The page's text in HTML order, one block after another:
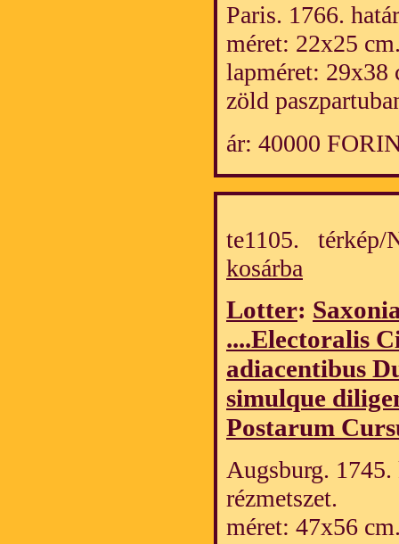
Paris. 1766.
méret: 22x25
lapméret: 29x38
zöld
ár: 40000
te1105. térkép/
kosárba
Lotter:
....Electoralis
adiacentibus
simulque
Postarum
Augsburg.
rézmetszet.
méret: 47x56